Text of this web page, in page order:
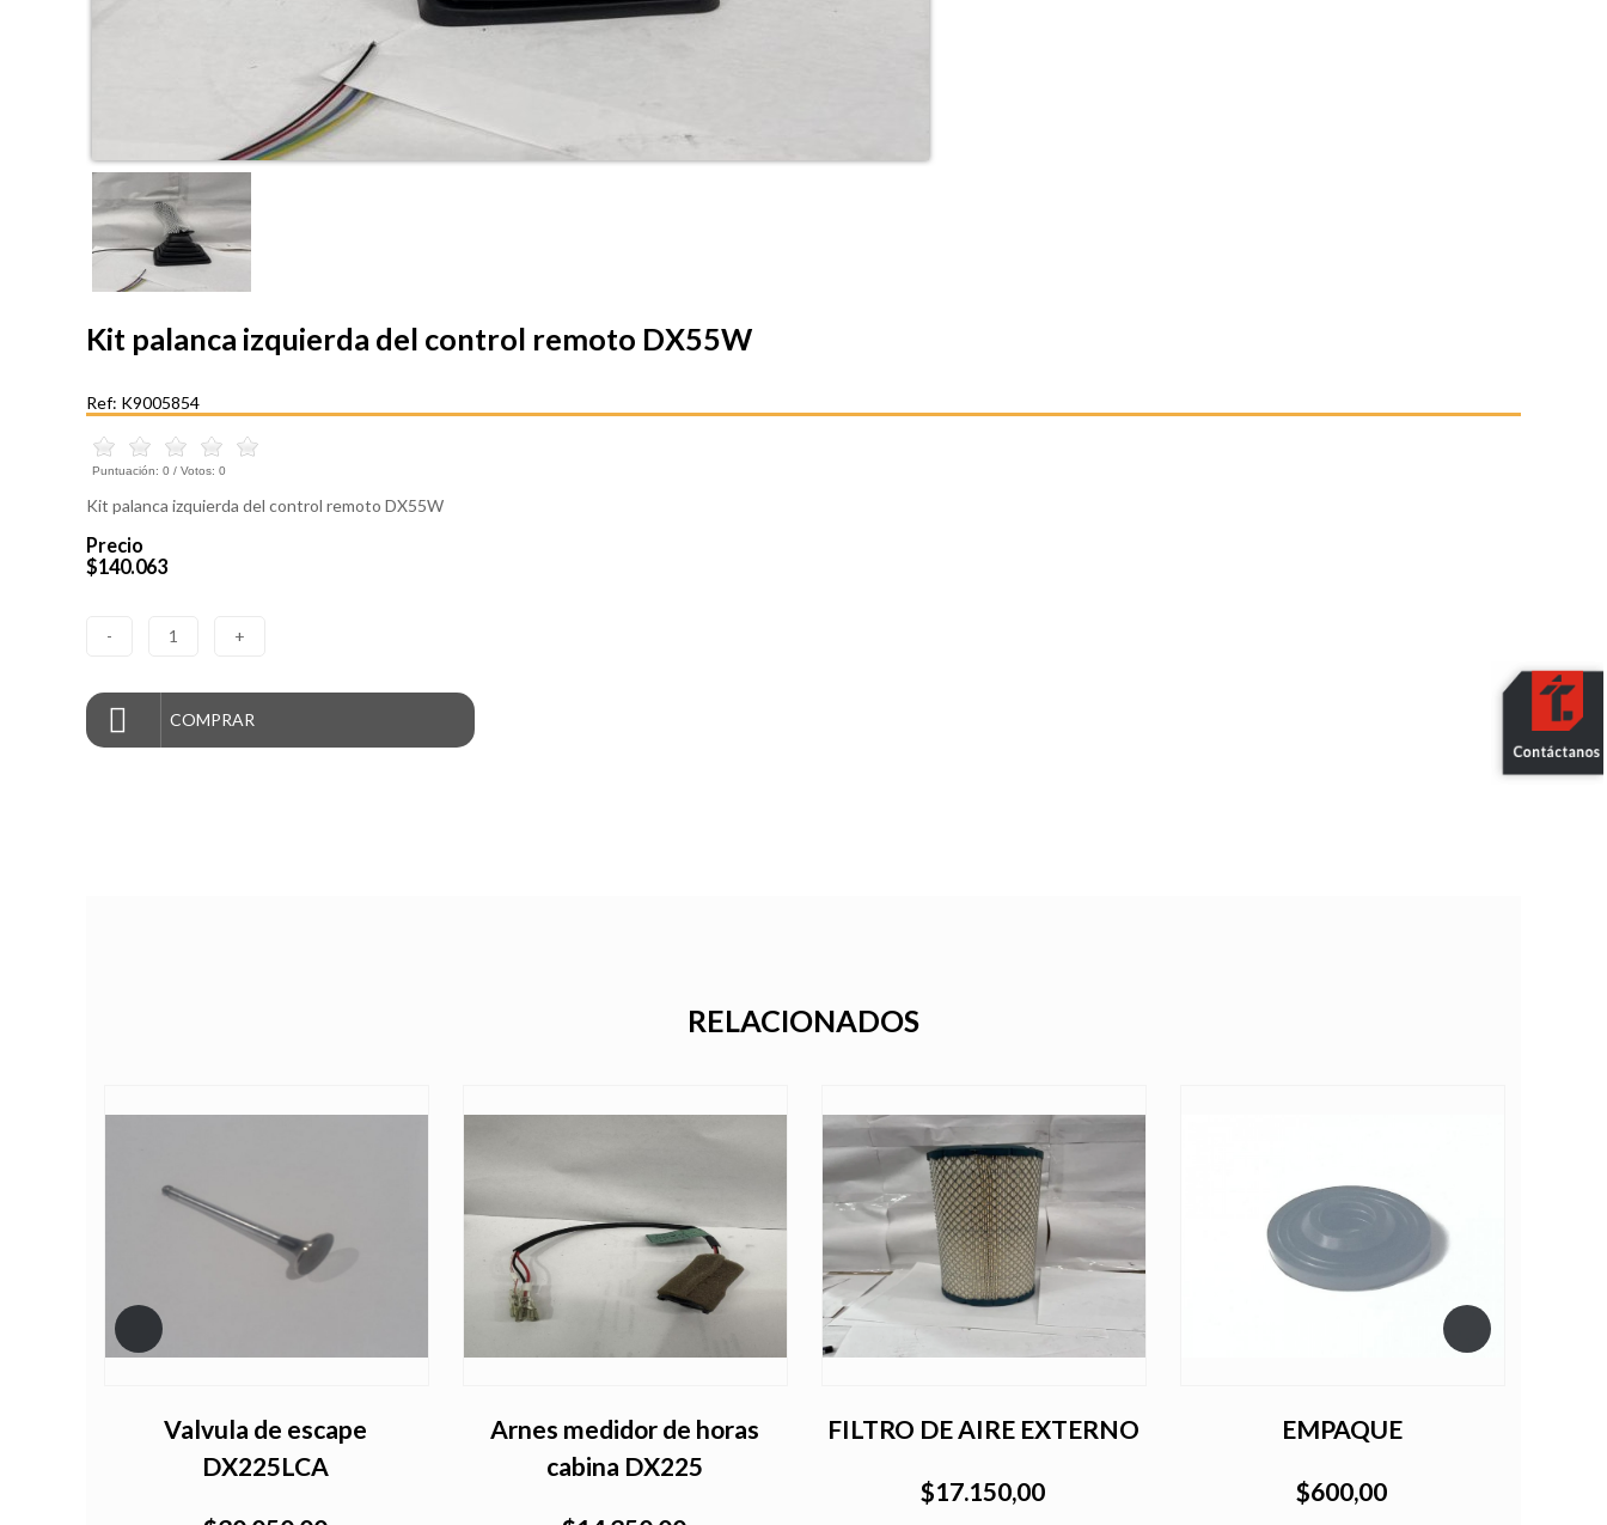
Kit palanca izquierda del control remoto DX55W
Ref: K9005854
Puntuación: 0 / Votos: 0
Kit palanca izquierda del control remoto DX55W
Precio
$140.063
- 1 +
COMPRAR
RELACIONADOS
Valvula de escape
DX225LCA
Arnes medidor de horas
cabina DX225
FILTRO DE AIRE EXTERNO
$17.150,00
EMPAQUE
$600,00